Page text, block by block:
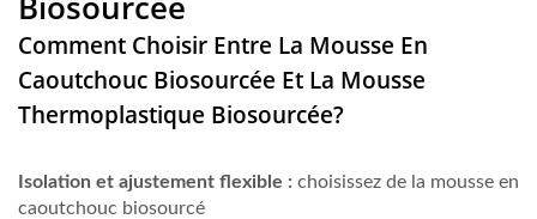
Comment Choisir Entre La Mousse En
Caoutchouc Biosourcée Et La Mousse
Thermoplastique Biosourcée?
Isolation et ajustement flexible : choisissez de la mousse en
caoutchouc biosourcé